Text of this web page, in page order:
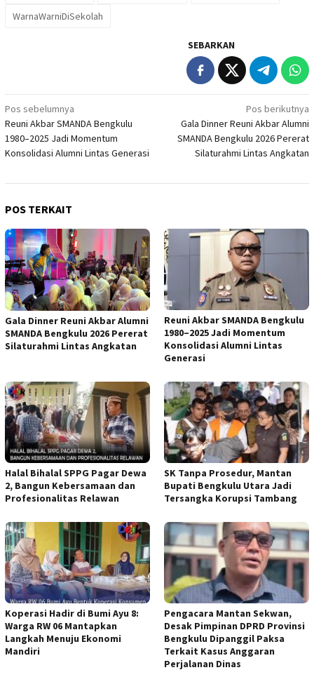
WarnaWarniDiSekolah
SEBARKAN
Navigasi
pos
Pos sebelumnya
Reuni Akbar SMANDA Bengkulu
1980–2025 Jadi Momentum
Konsolidasi Alumni Lintas Generasi
Pos berikutnya
Gala Dinner Reuni Akbar Alumni
SMANDA Bengkulu 2026 Pererat
Silaturahmi Lintas Angkatan
POS TERKAIT
Gala Dinner Reuni Akbar Alumni
SMANDA Bengkulu 2026 Pererat
Silaturahmi Lintas Angkatan
Reuni Akbar SMANDA Bengkulu
1980–2025 Jadi Momentum
Konsolidasi Alumni Lintas
Generasi
Halal Bihalal SPPG Pagar Dewa
2, Bangun Kebersamaan dan
Profesionalitas Relawan
SK Tanpa Prosedur, Mantan
Bupati Bengkulu Utara Jadi
Tersangka Korupsi Tambang
Koperasi Hadir di Bumi Ayu 8:
Warga RW 06 Mantapkan
Langkah Menuju Ekonomi
Mandiri
Pengacara Mantan Sekwan,
Desak Pimpinan DPRD Provinsi
Bengkulu Dipanggil Paksa
Terkait Kasus Anggaran
Perjalanan Dinas